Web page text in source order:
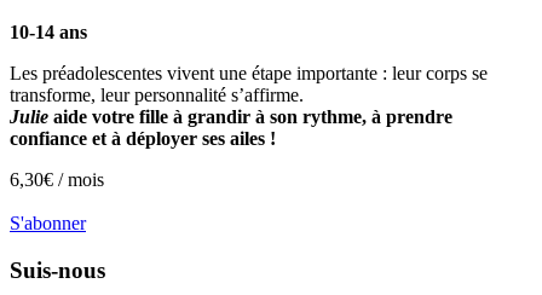
10-14 ans
Les préadolescentes vivent une étape importante : leur corps se
transforme, leur personnalité s’affirme.
Julie aide votre fille à grandir à son rythme, à prendre
confiance et à déployer ses ailes !
6,30€ /mois
S'abonner
Suis-nous